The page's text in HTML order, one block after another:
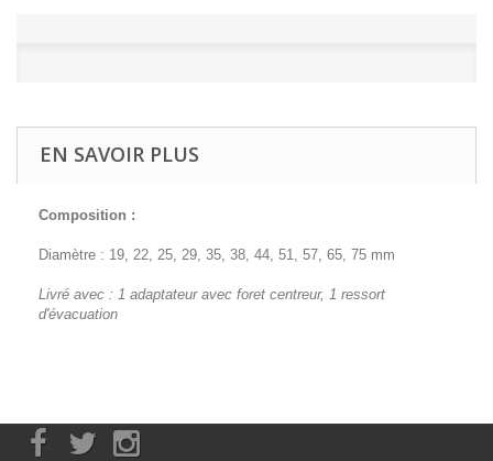
EN SAVOIR PLUS
Composition :
Diamètre : 19, 22, 25, 29, 35, 38, 44, 51, 57, 65, 75 mm
Livré avec : 1 adaptateur avec foret centreur, 1 ressort
d'évacuation